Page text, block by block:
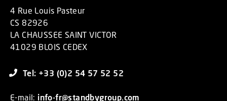
4 Rue Louis Pasteur
CS 82926
LA CHAUSSEE SAINT VICTOR
41029 BLOIS CEDEX
Tel: +33 (0)2 54 57 52 52
E-mail: info-fr@standbygroup.com